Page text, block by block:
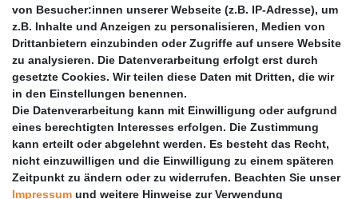
Barrierefreiheit
Anleitungen
Vertrag widerrufen
PARTNER
DHL
GLS
PaketPLUS
von Besucher:innen unserer Webseite (z.B. IP-Adresse), um
z.B. Inhalte und Anzeigen zu personalisieren, Medien von
Drittanbietern einzubinden oder Zugriffe auf unsere Website
zu analysieren. Die Datenverarbeitung erfolgt erst durch
gesetzte Cookies. Wir teilen diese Daten mit Dritten, die wir
in den Einstellungen benennen.
Die Datenverarbeitung kann mit Einwilligung oder aufgrund
eines berechtigten Interesses erfolgen. Die Zustimmung
kann erteilt oder abgelehnt werden. Es besteht das Recht,
nicht einzuwilligen und die Einwilligung zu einem späteren
Zeitpunkt zu ändern oder zu widerrufen. Beachten Sie unser
Impressum und weitere Hinweise zur Verwendung